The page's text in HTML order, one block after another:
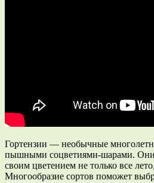
Гортензии — необычные
пышными соцветиями-шарами. Они
своим цветением не только все
Многообразие сортов поможет